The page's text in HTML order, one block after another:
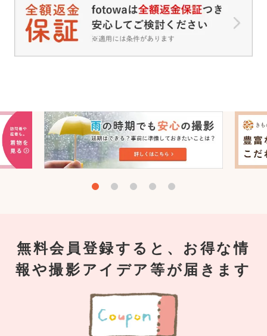
無料会員登録すると、お得な情
報や撮影アイデア等が届きます